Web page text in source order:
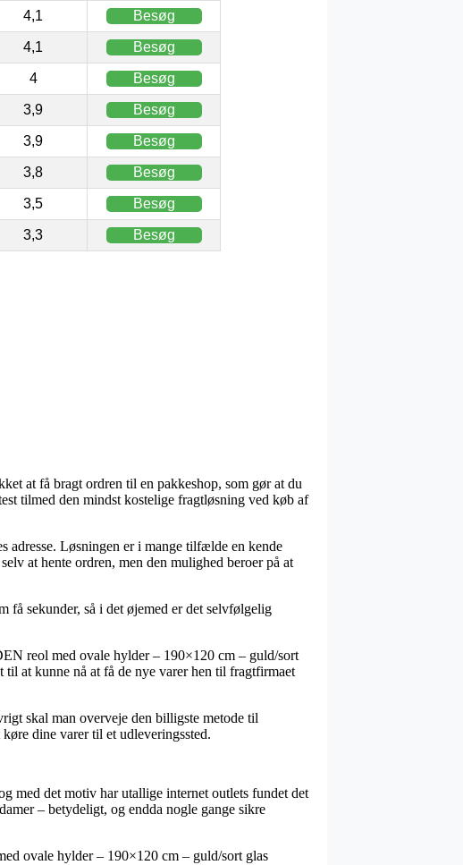
4,1 Besøg
4,1 Besøg
4 Besøg
3,9 Besøg
3,9 Besøg
3,8 Besøg
3,5 Besøg
3,3 Besøg
at få bragt ordren til en pakkeshop, som gør at du
tilmed den mindst kostelige fragtløsning ved køb af
Løsningen er i mange tilfælde en kende
at hente ordren, men den mulighed beroer på at
sekunder, så i det øjemed er det selvfølgelig
reol med ovale hylder – 190×120 cm – guld/sort
at kunne nå at få de nye varer hen til fragtfirmaet
skal man overveje den billigste metode til
dine varer til et udleveringssted.
med det motiv har utallige internet outlets fundet det
– betydeligt, og endda nogle gange sikre
ovale hylder – 190×120 cm – guld/sort glas